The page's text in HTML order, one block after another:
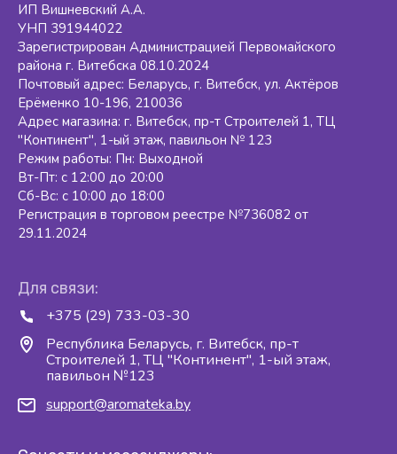
Для связи:
+375 (29) 733-03-30
Республика Беларусь, г. Витебск, пр-т
Строителей 1, ТЦ "Континент", 1-ый этаж,
павильон №123
support@aromateka.by
ИП Вишневский А.А.
УНП 391944022
Зарегистрирован Администрацией Первомайского
района г. Витебска 08.10.2024
Почтовый адрес: Беларусь, г. Витебск, ул. Актёров
Ерёменко 10-196, 210036
Адрес магазина: г. Витебск, пр-т Строителей 1, ТЦ
"Континент", 1-ый этаж, павильон № 123
Режим работы: Пн: Выходной
Вт-Пт: с 12:00 до 20:00
Сб-Вс: с 10:00 до 18:00
Регистрация в торговом реестре №736082 от
29.11.2024